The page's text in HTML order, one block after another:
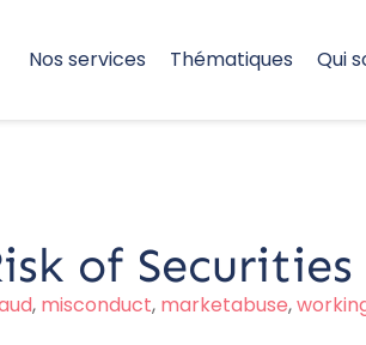
Nos services Thématiques Qui
of
, misconduct, marketabuse,